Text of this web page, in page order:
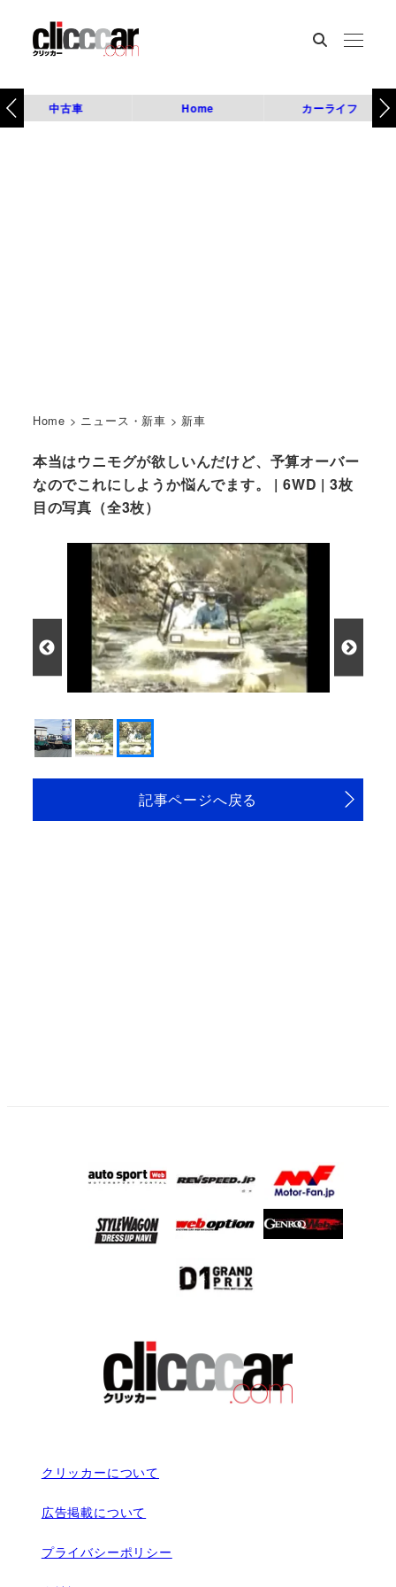
中古車 Home カーライフ
Home > ニュース・新車 > 新車
本当はウニモグが欲しいんだけど、予算オーバー
なのでこれにしようか悩んでます。 | 6WD | 3枚
目の写真（全3枚）
記事ページへ戻る
クリッカーについて
広告掲載について
プライバシーポリシー